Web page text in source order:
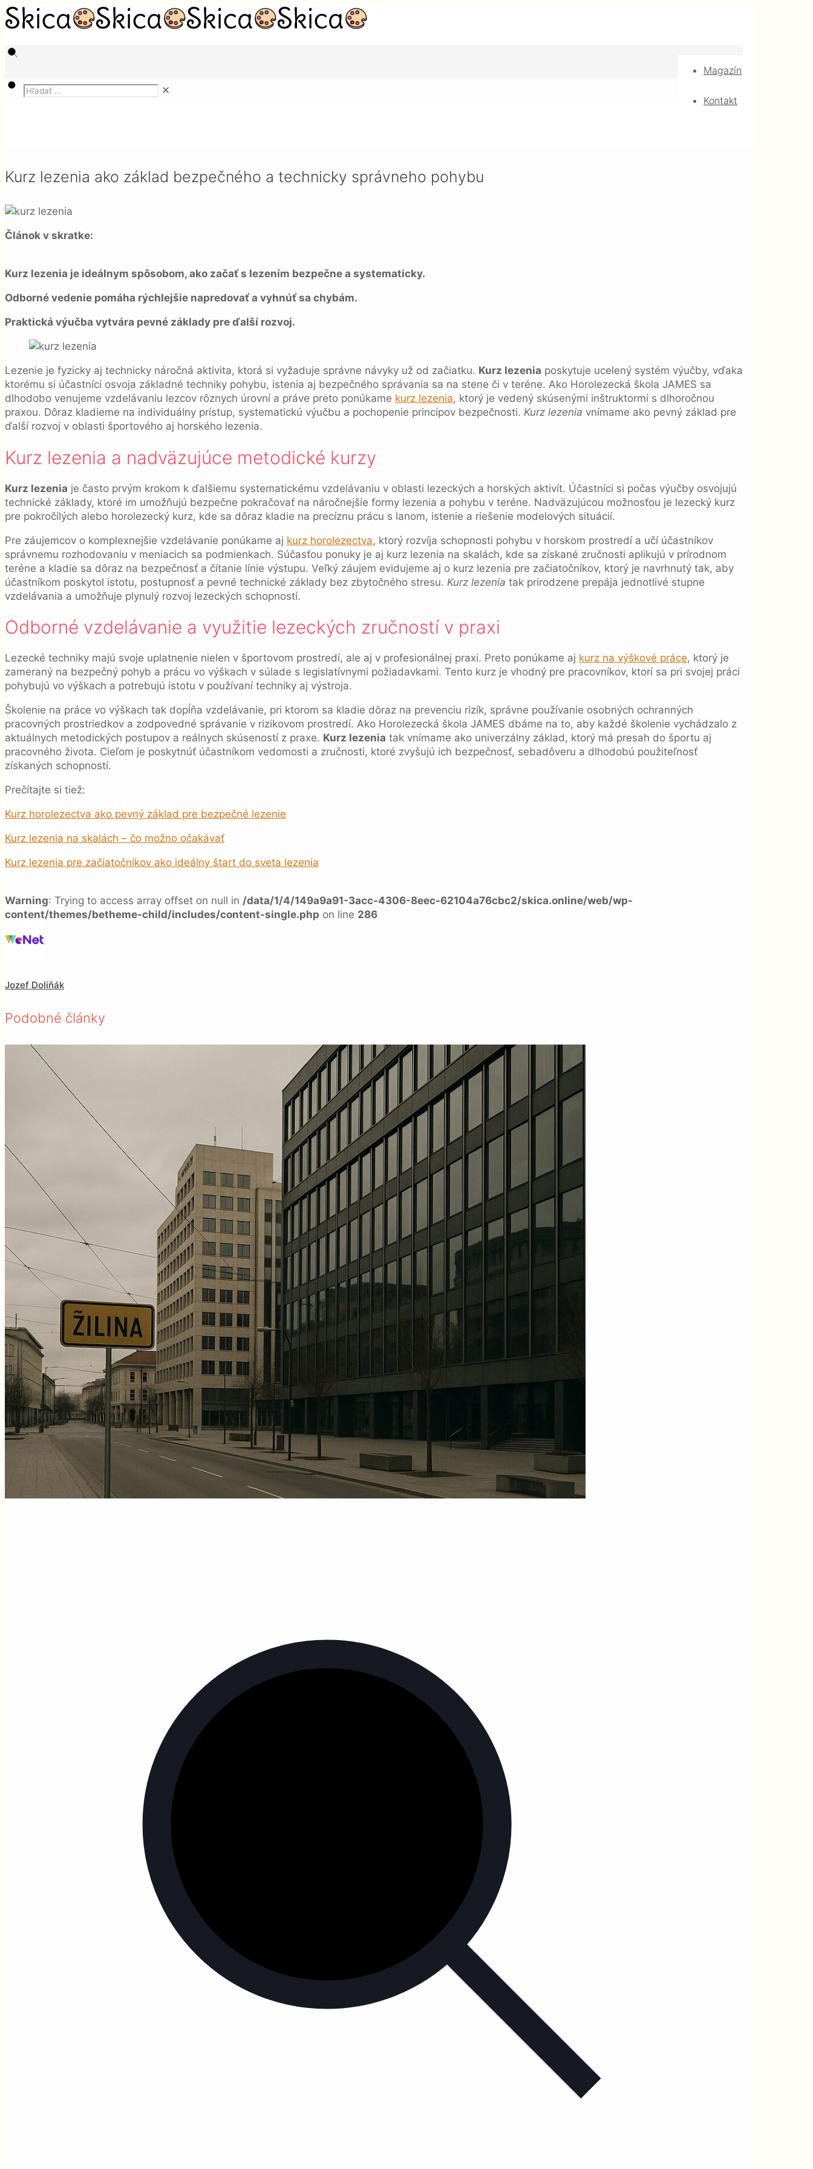
Magazín
Kontakt
✕
Kurz lezenia ako základ bezpečného a technicky správneho pohybu
Článok v skratke:
Kurz lezenia je ideálnym spôsobom, ako začať s lezením bezpečne a systematicky.
Odborné vedenie pomáha rýchlejšie napredovať a vyhnúť sa chybám.
Praktická výučba vytvára pevné základy pre ďalší rozvoj.
Lezenie je fyzicky aj technicky náročná aktivita, ktorá si vyžaduje správne návyky už od začiatku. Kurz lezenia poskytuje ucelený systém výučby, vďaka
ktorému si účastníci osvoja základné techniky pohybu, istenia aj bezpečného správania sa na stene či v teréne. Ako Horolezecká škola JAMES sa
dlhodobo venujeme vzdelávaniu lezcov rôznych úrovní a práve preto ponúkame kurz lezenia, ktorý je vedený skúsenými inštruktormi s dlhoročnou
praxou. Dôraz kladieme na individuálny prístup, systematickú výučbu a pochopenie princípov bezpečnosti. Kurz lezenia vnímame ako pevný základ pre
ďalší rozvoj v oblasti športového aj horského lezenia.
Kurz lezenia a nadväzujúce metodické kurzy
Kurz lezenia je často prvým krokom k ďalšiemu systematickému vzdelávaniu v oblasti lezeckých a horských aktivít. Účastníci si počas výučby osvojujú
technické základy, ktoré im umožňujú bezpečne pokračovať na náročnejšie formy lezenia a pohybu v teréne. Nadväzujúcou možnosťou je lezecký kurz
pre pokročilých alebo horolezecký kurz, kde sa dôraz kladie na precíznu prácu s lanom, istenie a riešenie modelových situácií.
Pre záujemcov o komplexnejšie vzdelávanie ponúkame aj kurz horolezectva, ktorý rozvíja schopnosti pohybu v horskom prostredí a učí účastníkov
správnemu rozhodovaniu v meniacich sa podmienkach. Súčasťou ponuky je aj kurz lezenia na skalách, kde sa získané zručnosti aplikujú v prírodnom
teréne a kladie sa dôraz na bezpečnosť a čítanie línie výstupu. Veľký záujem evidujeme aj o kurz lezenia pre začiatočníkov, ktorý je navrhnutý tak, aby
účastníkom poskytol istotu, postupnosť a pevné technické základy bez zbytočného stresu. Kurz lezenia tak prirodzene prepája jednotlivé stupne
vzdelávania a umožňuje plynulý rozvoj lezeckých schopností.
Odborné vzdelávanie a využitie lezeckých zručností v praxi
Lezecké techniky majú svoje uplatnenie nielen v športovom prostredí, ale aj v profesionálnej praxi. Preto ponúkame aj kurz na výškové práce, ktorý je
zameraný na bezpečný pohyb a prácu vo výškach v súlade s legislatívnymi požiadavkami. Tento kurz je vhodný pre pracovníkov, ktorí sa pri svojej práci
pohybujú vo výškach a potrebujú istotu v používaní techniky aj výstroja.
Školenie na práce vo výškach tak dopĺňa vzdelávanie, pri ktorom sa kladie dôraz na prevenciu rizík, správne používanie osobných ochranných
pracovných prostriedkov a zodpovedné správanie v rizikovom prostredí. Ako Horolezecká škola JAMES dbáme na to, aby každé školenie vychádzalo z
aktuálnych metodických postupov a reálnych skúseností z praxe. Kurz lezenia tak vnímame ako univerzálny základ, ktorý má presah do športu aj
pracovného života. Cieľom je poskytnúť účastníkom vedomosti a zručnosti, ktoré zvyšujú ich bezpečnosť, sebadôveru a dlhodobú použiteľnosť
získaných schopností.
Prečítajte si tiež:
Kurz horolezectva ako pevný základ pre bezpečné lezenie
Kurz lezenia na skalách – čo možno očakávať
Kurz lezenia pre začiatočníkov ako ideálny štart do sveta lezenia
Warning: Trying to access array offset on null in /data/1/4/149a9a91-3acc-4306-8eec-62104a76cbc2/skica.online/web/wp-
content/themes/betheme-child/includes/content-single.php on line 286
Jozef Doliňák
Podobné články